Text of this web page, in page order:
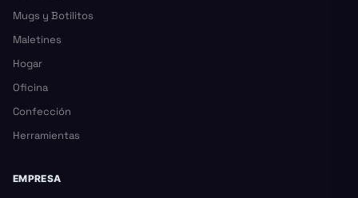
Mugs y Botilitos
Maletines
Hogar
Oficina
Confección
Herramientas
EMPRESA